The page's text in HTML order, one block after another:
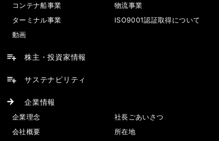
コンテナ船事業
物流事業
ターミナル事業
ISO9001認証取得について
動画
株主・投資家情報
サステナビリティ
企業情報
企業理念
社長ごあいさつ
会社概要
所在地